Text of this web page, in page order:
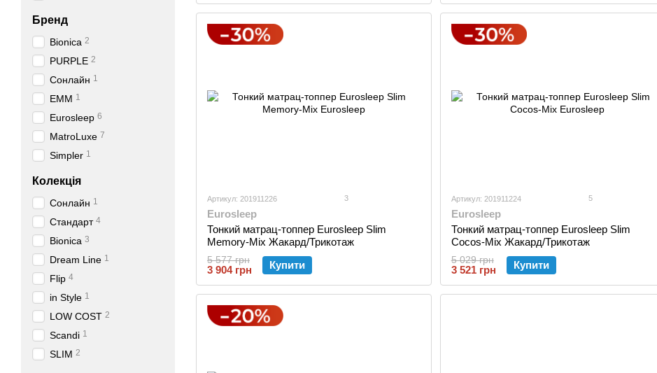
Артикул: 201911226 3
Eurosleep
Тонкий матрац-топпер Eurosleep Slim
Memory-Mix Жакард/Трикотаж
5 577 грн
3 904 грн Купити
Артикул: 201911224 5
Eurosleep
Тонкий матрац-топпер Eurosleep Slim
Cocos-Mix Жакард/Трикотаж
5 029 грн
3 521 грн Купити
Бренд
Bionica 2
PURPLE 2
Сонлайн 1
EMM 1
Eurosleep 6
MatroLuxe 7
Simpler 1
Колекція
Сонлайн 1
Стандарт 4
Bionica 3
Dream Line 1
Flip 4
in Style 1
LOW COST 2
Scandi 1
SLIM 2